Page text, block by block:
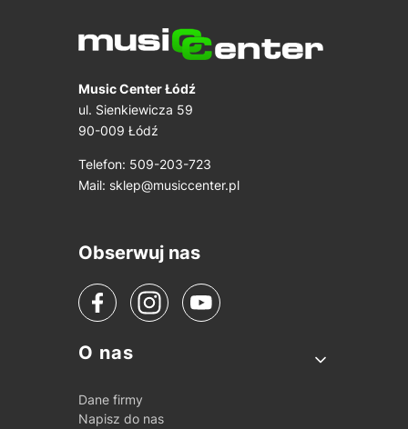
Music Center Łódź
ul. Sienkiewicza 59
90-009 Łódź
Telefon: 509-203-723
Mail: sklep@musiccenter.pl
Obserwuj nas
Linki w stopce
O nas
Dane firmy
Napisz do nas